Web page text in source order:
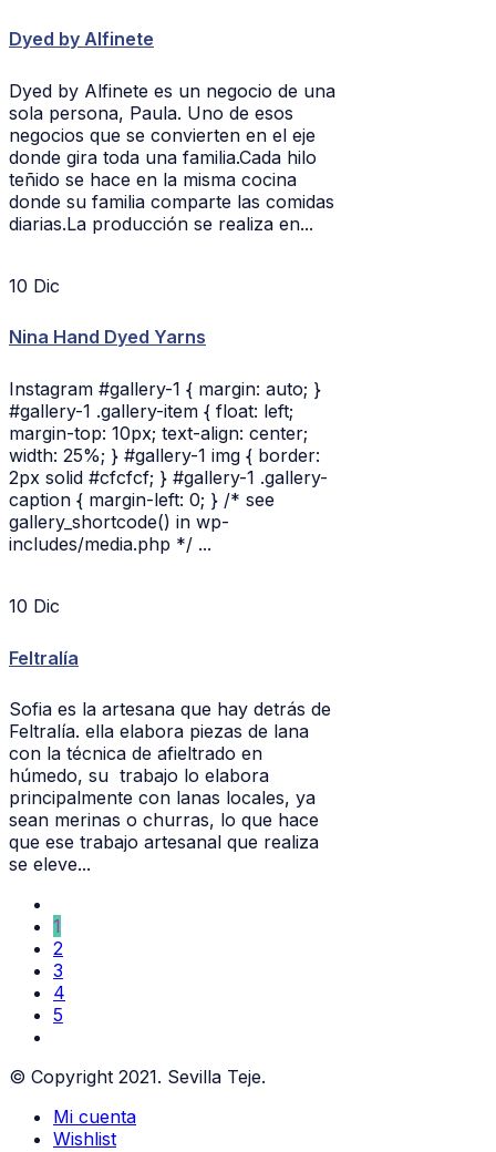
Dyed by Alfinete
Dyed by Alfinete es un negocio de una
sola persona, Paula. Uno de esos
negocios que se convierten en el eje
donde gira toda una familia.Cada hilo
teñido se hace en la misma cocina
donde su familia comparte las comidas
diarias.La producción se realiza en...
10 Dic
Nina Hand Dyed Yarns
Instagram #gallery-1 { margin: auto; }
#gallery-1 .gallery-item { float: left;
margin-top: 10px; text-align: center;
width: 25%; } #gallery-1 img { border:
2px solid #cfcfcf; } #gallery-1 .gallery-
caption { margin-left: 0; } /* see
gallery_shortcode() in wp-
includes/media.php */ ...
10 Dic
Feltralía
Sofia es la artesana que hay detrás de
Feltralía. ella elabora piezas de lana
con la técnica de afieltrado en
húmedo, su trabajo lo elabora
principalmente con lanas locales, ya
sean merinas o churras, lo que hace
que ese trabajo artesanal que realiza
se eleve...
1
2
3
4
5
© Copyright 2021. Sevilla Teje.
Mi cuenta
Wishlist